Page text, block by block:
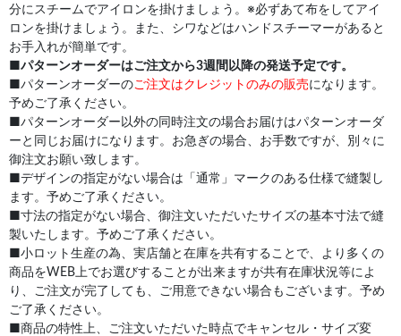
分にスチームでアイロンを掛けましょう。※必ずあて布をしてアイ
ロンを掛けましょう。また、シワなどはハンドスチーマーがあると
お手入れが簡単です。
パターンオーダーはご注文から3週間以降の発送予定です。
■パターンオーダーのご注文はクレジットのみの販売になります。
予めご了承ください。
■パターンオーダー以外の同時注文の場合お届けはパターンオーダ
ーと同じお届けになります。お急ぎの場合、お手数ですが、別々に
御注文お願い致します。
■デザインの指定がない場合は「通常」マークのある仕様で縫製し
ます。予めご了承ください。
■寸法の指定がない場合、御注文いただいたサイズの基本寸法で縫
製いたします。予めご了承ください。
■小ロット生産の為、実店舗と在庫を共有することで、より多くの
商品をWEB上でお選びすることが出来ますが共有在庫状況等によ
り、ご注文が完了しても、ご用意できない場合もございます。予め
ご了承ください。
■商品の特性上、ご注文いただいた時点でキャンセル・サイズ変